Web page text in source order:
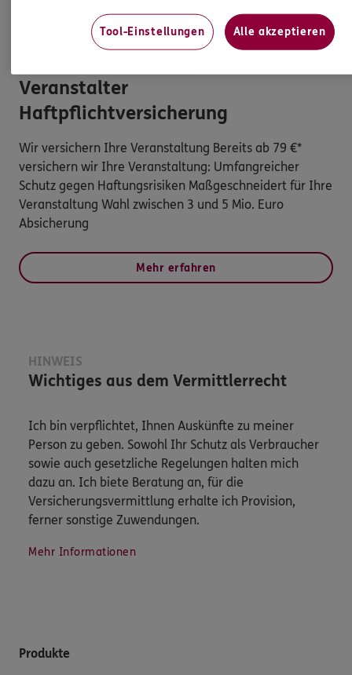
Kontakt aufnehmen
Veranstalter
Haftpflichtversicherung
Wir versichern Ihre Veranstaltung Bereits ab 79 €*
versichern wir Ihre Veranstaltung: Umfangreicher
Schutz gegen Haftungsrisiken Maßgeschneidert für Ihre
Veranstaltung Wahl zwischen 3 und 5 Mio. Euro
Absicherung
Mehr erfahren
HINWEIS
Wichtiges aus dem Vermittlerrecht
Ich bin verpflichtet, Ihnen Auskünfte zu meiner
Person zu geben. Sowohl Ihr Schutz als Verbraucher
sowie auch gesetzliche Regelungen halten mich
dazu an. Ich biete Beratung an, für die
Versicherungsvermittlung erhalte ich Provision,
ferner sonstige Zuwendungen.
Mehr Informationen
Produkte
Tool-Einstellungen Alle akzeptieren